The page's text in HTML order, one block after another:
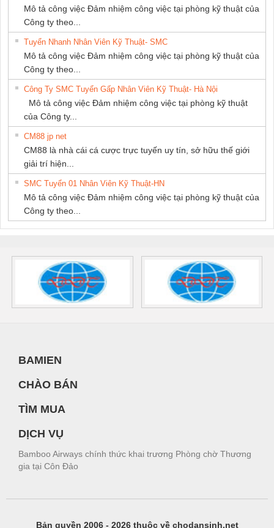
Mô tả công việc Đảm nhiệm công việc tại phòng kỹ thuật của
Công ty theo...
Tuyển Nhanh Nhân Viên Kỹ Thuật- SMC
Mô tả công việc Đảm nhiệm công việc tại phòng kỹ thuật của
Công ty theo...
Công Ty SMC Tuyển Gấp Nhân Viên Kỹ Thuật- Hà Nội
Mô tả công việc Đảm nhiệm công việc tại phòng kỹ thuật
của Công ty...
CM88 jp net
CM88 là nhà cái cá cược trực tuyến uy tín, sở hữu thế giới
giải trí hiện...
SMC Tuyển 01 Nhân Viên Kỹ Thuật-HN
Mô tả công việc Đảm nhiệm công việc tại phòng kỹ thuật của
Công ty theo...
BAMIEN
CHÀO BÁN
TÌM MUA
DỊCH VỤ
Bamboo Airways chính thức khai trương Phòng chờ Thương
gia tại Côn Đảo
Bản quyền 2006 - 2026 thuộc về chodansinh.net